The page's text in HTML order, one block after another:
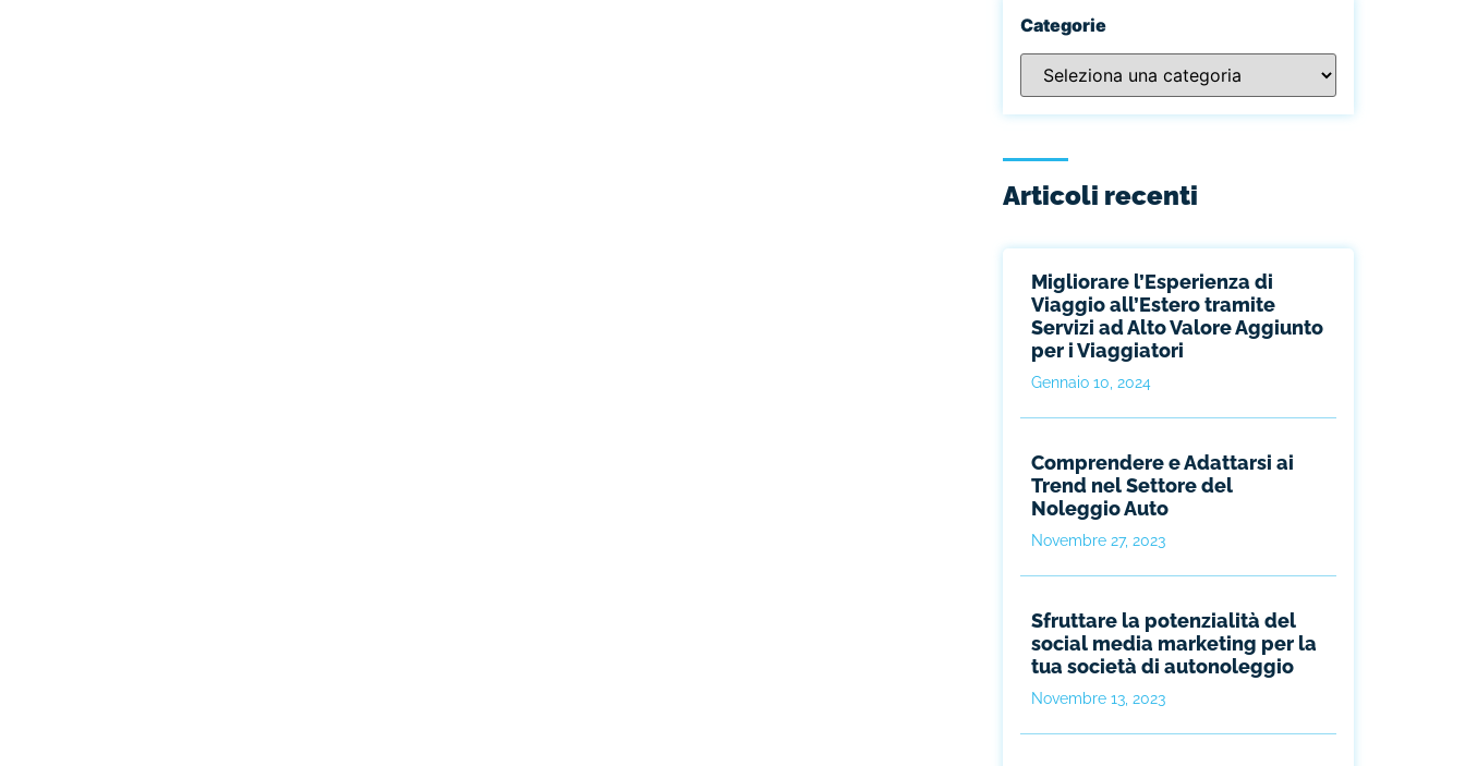
Categorie
Articoli recenti
Migliorare l’Esperienza di
Viaggio all’Estero tramite
Servizi ad Alto Valore Aggiunto
per i Viaggiatori
Gennaio 10, 2024
Comprendere e Adattarsi ai
Trend nel Settore del
Noleggio Auto
Novembre 27, 2023
Sfruttare la potenzialità del
social media marketing per la
tua società di autonoleggio
Novembre 13, 2023